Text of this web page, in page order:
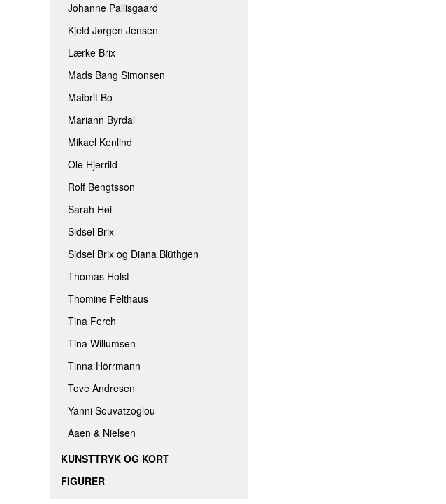
Johanne Pallisgaard
Kjeld Jørgen Jensen
Lærke Brix
Mads Bang Simonsen
Maibrit Bo
Mariann Byrdal
Mikael Kenlind
Ole Hjerrild
Rolf Bengtsson
Sarah Høi
Sidsel Brix
Sidsel Brix og Diana Blüthgen
Thomas Holst
Thomine Felthaus
Tina Ferch
Tina Willumsen
Tinna Hörrmann
Tove Andresen
Yanni Souvatzoglou
Aaen & Nielsen
KUNSTTRYK OG KORT
FIGURER